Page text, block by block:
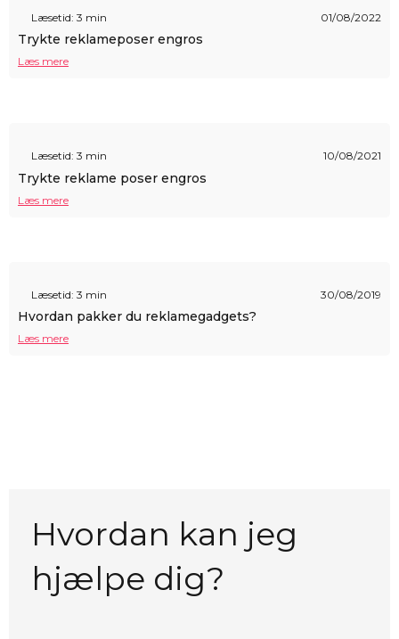
Læsetid: 3 min 01/08/2022
Trykte reklameposer engros
Læs mere
Læsetid: 3 min 10/08/2021
Trykte reklame poser engros
Læs mere
Læsetid: 3 min 30/08/2019
Hvordan pakker du reklamegadgets?
Læs mere
Hvordan kan jeg
hjælpe dig?